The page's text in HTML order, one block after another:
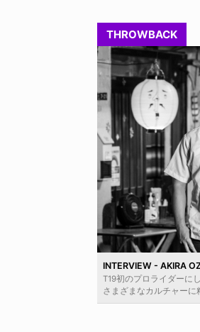
THROWBACK
INTERVIEW - AKIRA
T19初のプロライダーに
さまざまなカルチャーに